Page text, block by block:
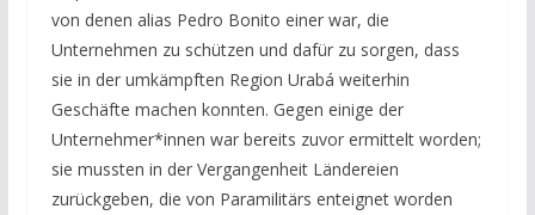
von denen alias Pedro Bonito einer war, die
Unternehmen zu schützen und dafür zu sorgen, dass
sie in der umkämpften Region Urabá weiterhin
Geschäfte machen konnten. Gegen einige der
Unternehmer*innen war bereits zuvor ermittelt worden;
sie mussten in der Vergangenheit Ländereien
zurückgeben, die von Paramilitärs enteignet worden